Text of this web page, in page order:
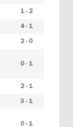
1 - 2
4 - 1
2 - 0
0 - 1
2 - 1
3 - 1
0 - 1